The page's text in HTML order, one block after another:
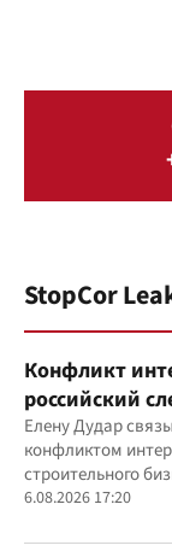
StopCor
Конфликт
российский
Елену Дудар
конфликтом
строительного
скандалов,
6.08.2026 17:20